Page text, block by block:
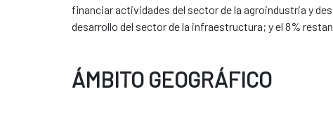
financiar actividades del sector de la agroindustria y
desarrollo del sector de la infraestructura; y el 8%
ÁMBITO GEOGRÁFICO